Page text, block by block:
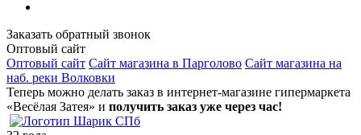
Заказать обратный звонок
Оптовый сайт
Оптовый сайт Сайт магазина в Парголово Сайт магазина на
наб. реки Волковки
Теперь можно делать заказ в интернет-магазине гипермаркета
«Весёлая Затея» и получить заказ уже через час!